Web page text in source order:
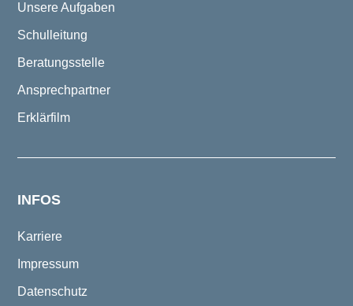
Unsere Aufgaben
Schulleitung
Beratungsstelle
Ansprechpartner
Erklärfilm
INFOS
Karriere
Impressum
Datenschutz